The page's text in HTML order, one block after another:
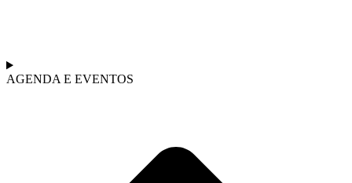
AGENDA E EVENTOS